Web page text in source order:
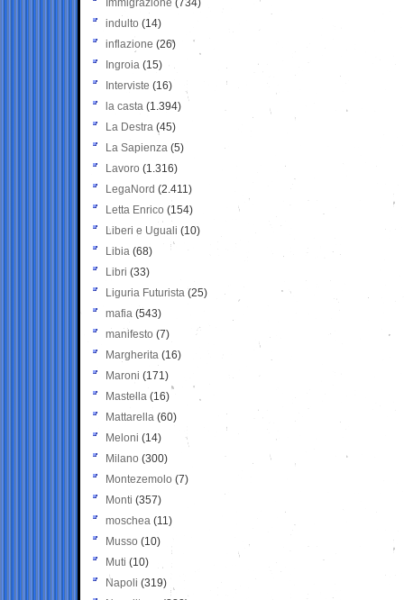
Immigrazione (734)
indulto (14)
inflazione (26)
Ingroia (15)
Interviste (16)
la casta (1.394)
La Destra (45)
La Sapienza (5)
Lavoro (1.316)
LegaNord (2.411)
Letta Enrico (154)
Liberi e Uguali (10)
Libia (68)
Libri (33)
Liguria Futurista (25)
mafia (543)
manifesto (7)
Margherita (16)
Maroni (171)
Mastella (16)
Mattarella (60)
Meloni (14)
Milano (300)
Montezemolo (7)
Monti (357)
moschea (11)
Musso (10)
Muti (10)
Napoli (319)